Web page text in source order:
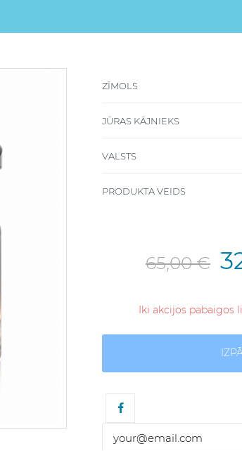
ZĪMOLS
JŪRAS KĀJNIEKS
VALSTS
PRODUKTA VEIDS
65,00 €
Iki akcijos pabaigos